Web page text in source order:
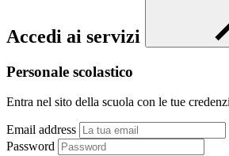
Accedi ai servizi
Personale scolastico
Entra nel sito della scuola con le tue
Email address
Password